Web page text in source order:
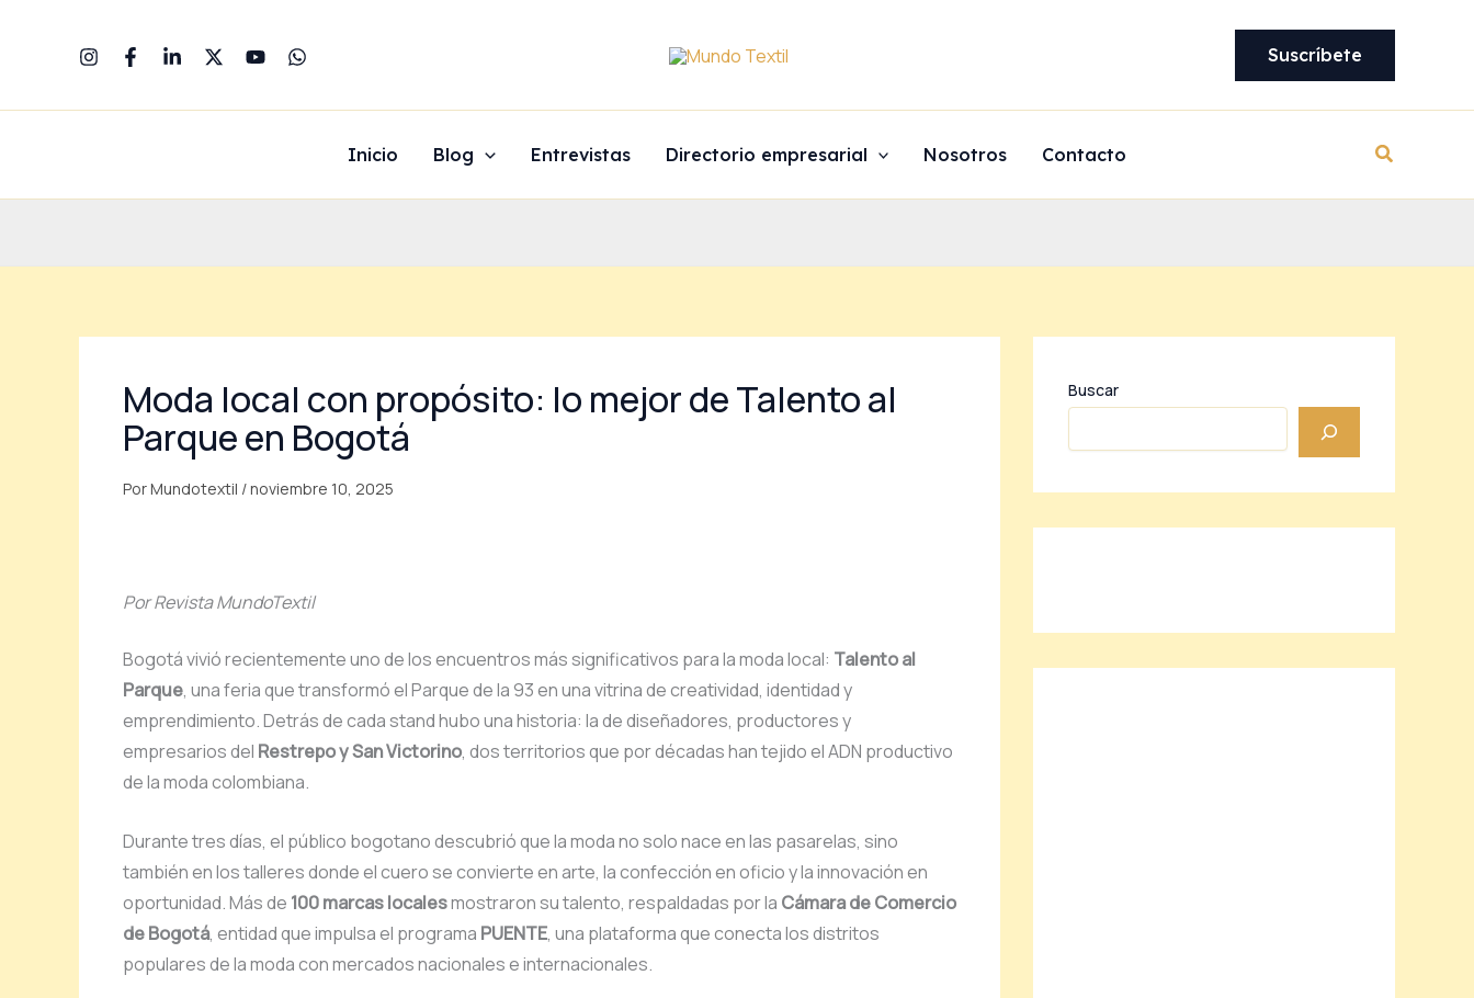
Suscríbete
Inicio Blog Entrevistas Directorio empresarial Nosotros Contacto Buscar
Moda local con propósito: lo mejor de Talento al
Parque en Bogotá
PorMundotextil /noviembre 10, 2025
Por Revista MundoTextil
Bogotá vivió recientemente uno de los encuentros más significativos para la moda local: Talento al
Parque, una feria que transformó el Parque de la 93 en una vitrina de creatividad, identidad y
emprendimiento. Detrás de cada stand hubo una historia: la de diseñadores, productores y
empresarios del Restrepo y San Victorino, dos territorios que por décadas han tejido el ADN productivo
de la moda colombiana.
Durante tres días, el público bogotano descubrió que la moda no solo nace en las pasarelas, sino
también en los talleres donde el cuero se convierte en arte, la confección en oficio y la innovación en
oportunidad. Más de 100 marcas localesmostraron su talento, respaldadas por la Cámara de Comercio
de Bogotá, entidad que impulsa el programa PUENTE, una plataforma que conecta los distritos
populares de la moda con mercados nacionales e internacionales.
Buscar